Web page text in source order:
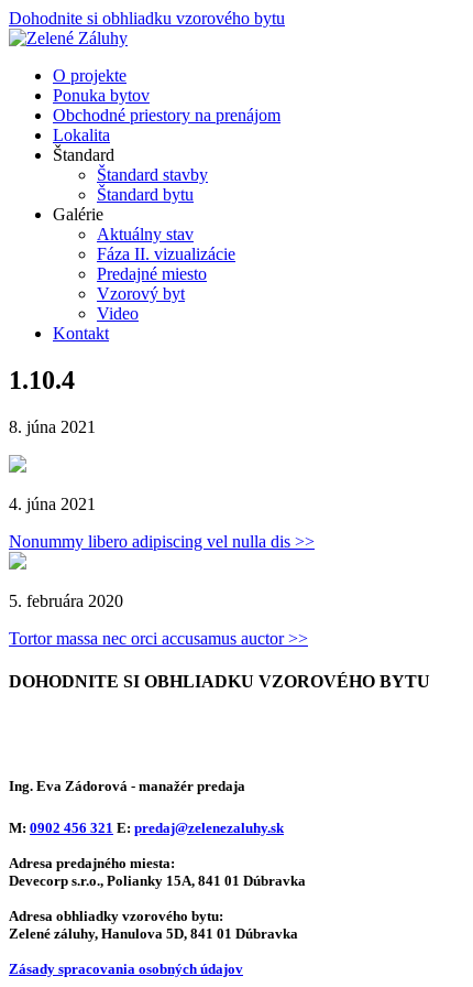
Dohodnite si obhliadku vzorového bytu
O projekte
Ponuka bytov
Obchodné priestory na prenájom
Lokalita
Štandard
Štandard stavby
Štandard bytu
Galérie
Aktuálny stav
Fáza II. vizualizácie
Predajné miesto
Vzorový byt
Video
Kontakt
1.10.4
8. júna 2021
4. júna 2021
Nonummy libero adipiscing vel nulla dis >>
5. februára 2020
Tortor massa nec orci accusamus auctor >>
DOHODNITE SI OBHLIADKU VZOROVÉHO BYTU
Ing. Eva Zádorová - manažér predaja
M: 0902 456 321 E: predaj@zelenezaluhy.sk
Adresa predajného miesta:
Devecorp s.r.o., Polianky 15A, 841 01 Dúbravka
Adresa obhliadky vzorového bytu:
Zelené záluhy, Hanulova 5D, 841 01 Dúbravka
Zásady spracovania osobných údajov